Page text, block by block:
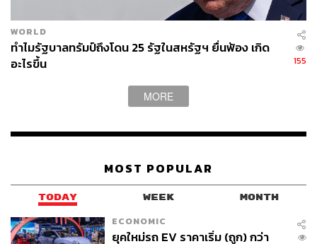
WORLD
ทำไมรัฐบาลทรัมป์ถึงโดน 25 รัฐในสหรัฐฯ ยื่นฟ้อง เกิด
อะไรขึ้น
155
MORE
MOST POPULAR
TODAY WEEK MONTH
ECONOMIC
ยุคใหม่รถ EV ราคาเริ่ม (ถูก) กว่า